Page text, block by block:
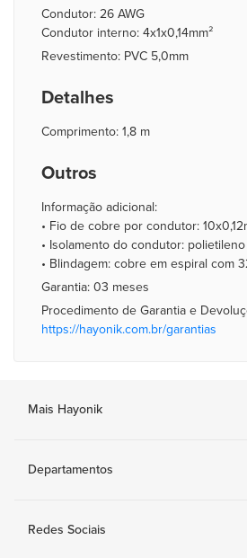
Condutor: 26 AWG
Condutor interno: 4x1x0,14mm²
Revestimento: PVC 5,0mm
Detalhes
Comprimento: 1,8 m
Outros
Informação adicional:
• Fio de cobre por condutor:
• Isolamento do condutor: polietileno
• Blindagem: cobre em espiral com
Garantia: 03 meses
Procedimento de Garantia e
https://hayonik.com.br/garantias
Mais Hayonik
Departamentos
Redes Sociais